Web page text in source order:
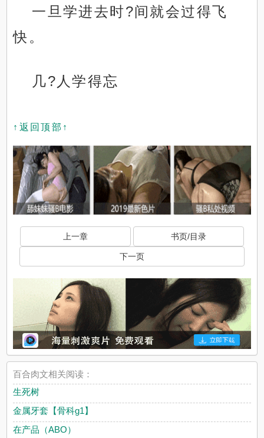
一旦学进去时?间就会过得飞
快。
几?人学得忘
↑返回顶部↑
上一章 书页/目录
下一页
百合肉文相关阅读：
生死树
金属牙套【骨科g1】
在产品（ABO）